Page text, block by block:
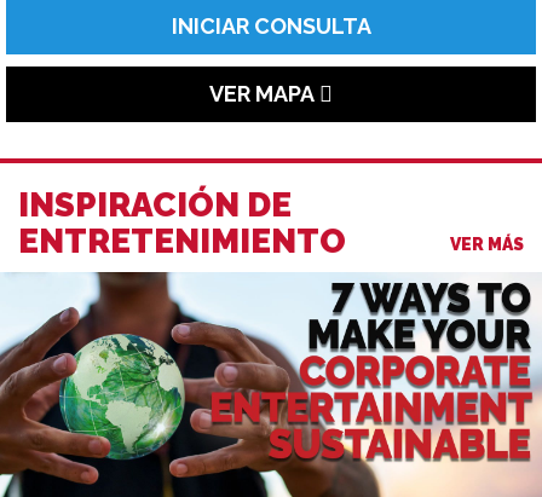
INICIAR CONSULTA
VER MAPA
INSPIRACIÓN DE
ENTRETENIMIENTO
VER MÁS